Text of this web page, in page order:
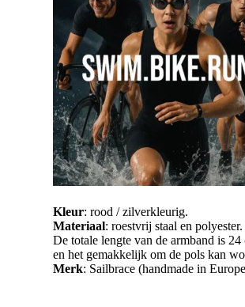
Kleur: rood / zilverkleurig.
Materiaal: roestvrij staal en polyester.
De totale lengte van de armband is
en het gemakkelijk om de pols kan
Merk: Sailbrace (handmade in